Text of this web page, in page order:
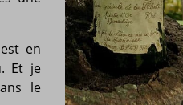
en
Et je
le